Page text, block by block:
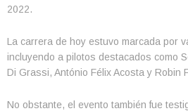
2022.
La carrera de hoy estuvo marcada por
incluyendo a pilotos destacados como
Di Grassi, António Félix Acosta y Robin
No obstante, el evento también fue